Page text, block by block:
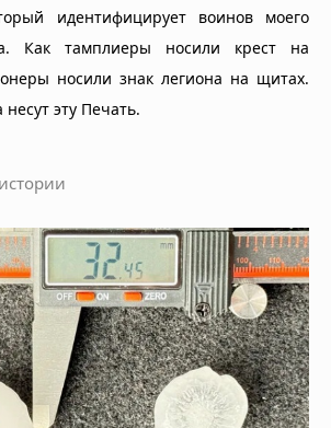
идентифицирует воинов моего
Как тамплиеры носили крест на
носили знак легиона на щитах.
эту Печать.